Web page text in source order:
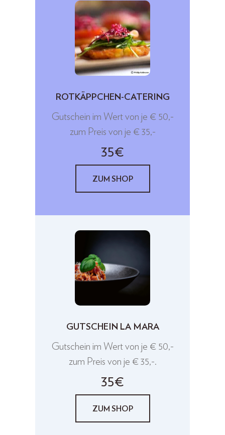
ROTKÄPPCHEN-CATERING
Gutschein im Wert von je € 50,-
zum Preis von je € 35,-
35€
ZUM SHOP
GUTSCHEIN LA MARA
Gutschein im Wert von je € 50,-
zum Preis von je € 35,-.
35€
ZUM SHOP